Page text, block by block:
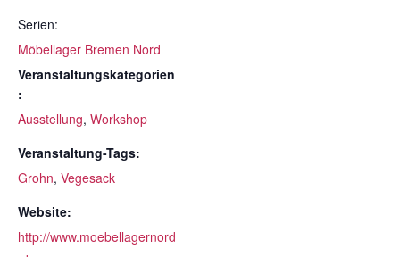
Serien:
Möbellager Bremen Nord
Veranstaltungskategorien
:
Ausstellung, Workshop
Veranstaltung-Tags:
Grohn, Vegesack
Website:
http://www.moebellagernord